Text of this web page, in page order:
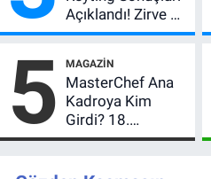
Açıklandı! Zirve El
Değiştirdi:
MasterChef'i
Geride Bıraktı
5 MAGAZIN
MasterChef Ana
Kadroya Kim
Girdi? 18.
Önlüğün Sahibi